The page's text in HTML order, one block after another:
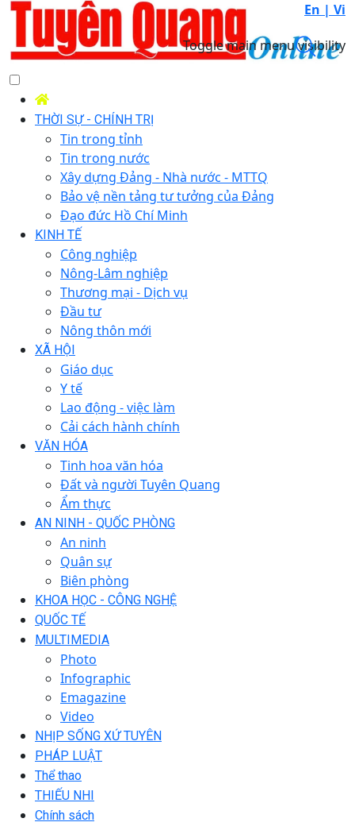
En | Vi
Toggle main menu visibility
THỜI SỰ - CHÍNH TRỊ
Tin trong tỉnh
Tin trong nước
Xây dựng Đảng - Nhà nước - MTTQ
Bảo vệ nền tảng tư tưởng của Đảng
Đạo đức Hồ Chí Minh
KINH TẾ
Công nghiệp
Nông-Lâm nghiệp
Thương mại - Dịch vụ
Đầu tư
Nông thôn mới
XÃ HỘI
Giáo dục
Y tế
Lao động - việc làm
Cải cách hành chính
VĂN HÓA
Tinh hoa văn hóa
Đất và người Tuyên Quang
Ẩm thực
AN NINH - QUỐC PHÒNG
An ninh
Quân sự
Biên phòng
KHOA HỌC - CÔNG NGHỆ
QUỐC TẾ
MULTIMEDIA
Photo
Infographic
Emagazine
Video
NHỊP SỐNG XỨ TUYÊN
PHÁP LUẬT
Thể thao
THIẾU NHI
Chính sách